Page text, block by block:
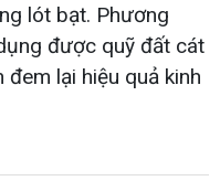
lót bạt. Phương
được quỹ đất cát
lại hiệu quả kinh